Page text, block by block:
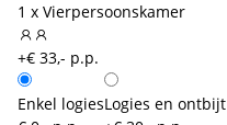
1 x Vierpersoonskamer
+€ 33,- p.p.
Enkel logiesLogies en ontbijt